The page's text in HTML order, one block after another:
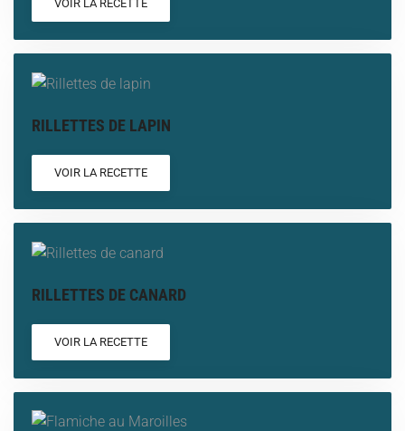
VOIR LA RECETTE
RILLETTES DE LAPIN
VOIR LA RECETTE
RILLETTES DE CANARD
VOIR LA RECETTE